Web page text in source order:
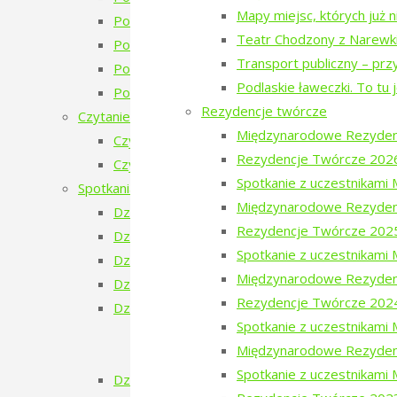
Mapy miejsc, których już
Teatr Chodzony z Narewki
Transport publiczny –
Podlaskie ławeczki. To tu
Rezydencje twórcze
Międzynarodowe
Rezydencje Twórcze
Spotkanie z uczestnikami
Międzynarodowe
Rezydencje Twórcze
Spotkanie z uczestnikami
Międzynarodowe
Rezydencje Twórcze
Spotkanie z
Międzynarodowe
Spotkanie z uczestnikami
Poezja w Puszczy – 4 edycja 2023 –
Poezja w Puszczy – 3. edycja
Poezja w Puszczy – 2. edycja
Poezja w Puszczy i Bieżeństwo
Czytanie Puszczy
Czytanie Puszczy (2025)
Czytanie Puszczy (2026)
Spotkania na Granicy
Dzień Ukraiński
Dzień Białoruski
Dzień Szwajcarski
Dzień Gruziński
Dzień Tatarski
Dzień Tatarski – spotkanie z Igorem
Dzien Tatarski – spotkanie z
Dzień Szwedzki